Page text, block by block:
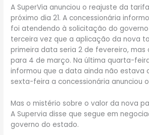
A SuperVia anunciou o reajuste da
próximo dia 21. A concessionária
foi atendendo à solicitação do
terceira vez que a aplicação da nova
primeira data seria 2 de fevereiro, mas
para 4 de março. Na última quarta-
informou que a data ainda não estava
sexta-feira a concessionária anunciou
Mas o mistério sobre o valor da nova
A Supervia disse que segue em
governo do estado.